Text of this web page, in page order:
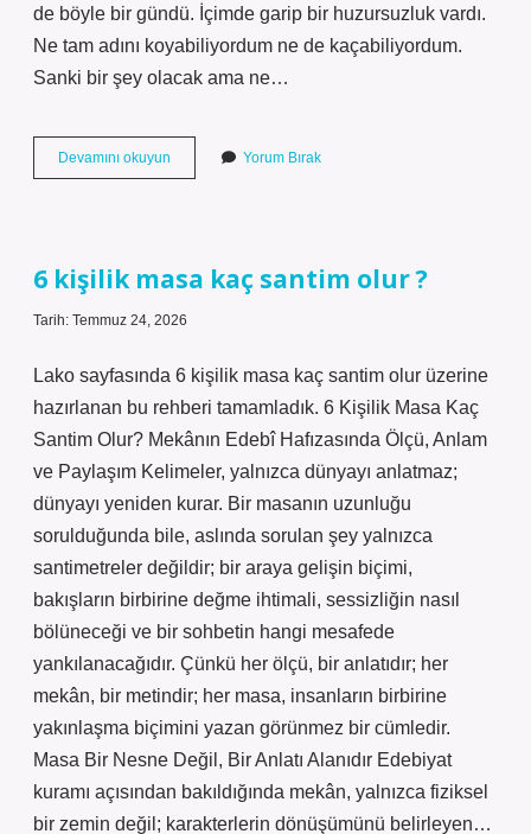
de böyle bir gündü. İçimde garip bir huzursuzluk vardı.
Ne tam adını koyabiliyordum ne de kaçabiliyordum.
Sanki bir şey olacak ama ne…
Devamını okuyun Kelebeğin
hayatı
Yorum Bırak
6 kişilik masa kaç santim olur ?
Tarih: Temmuz 24, 2026
Lako sayfasında 6 kişilik masa kaç santim olur üzerine
hazırlanan bu rehberi tamamladık. 6 Kişilik Masa Kaç
Santim Olur? Mekânın Edebî Hafızasında Ölçü, Anlam
ve Paylaşım Kelimeler, yalnızca dünyayı anlatmaz;
dünyayı yeniden kurar. Bir masanın uzunluğu
sorulduğunda bile, aslında sorulan şey yalnızca
santimetreler değildir; bir araya gelişin biçimi,
bakışların birbirine değme ihtimali, sessizliğin nasıl
bölüneceği ve bir sohbetin hangi mesafede
yankılanacağıdır. Çünkü her ölçü, bir anlatıdır; her
mekân, bir metindir; her masa, insanların birbirine
yakınlaşma biçimini yazan görünmez bir cümledir.
Masa Bir Nesne Değil, Bir Anlatı Alanıdır Edebiyat
kuramı açısından bakıldığında mekân, yalnızca fiziksel
bir zemin değil; karakterlerin dönüşümünü belirleyen…